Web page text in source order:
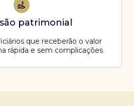
patrimonial
que receberão o valor
rápida e sem complicações